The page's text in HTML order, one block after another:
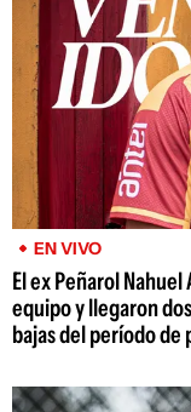
EN VIVO
El ex Peñarol
equipo y llegaron
bajas del período de